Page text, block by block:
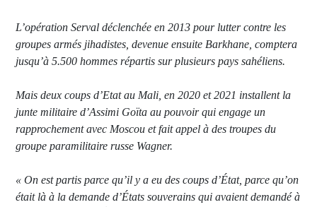
L’opération Serval déclenchée en 2013 pour lutter contre les
groupes armés jihadistes, devenue ensuite Barkhane, comptera
jusqu’à 5.500 hommes répartis sur plusieurs pays sahéliens.
Mais deux coups d’Etat au Mali, en 2020 et 2021 installent la
junte militaire d’Assimi Goïta au pouvoir qui engage un
rapprochement avec Moscou et fait appel à des troupes du
groupe paramilitaire russe Wagner.
« On est partis parce qu’il y a eu des coups d’État, parce qu’on
était là à la demande d’États souverains qui avaient demandé à